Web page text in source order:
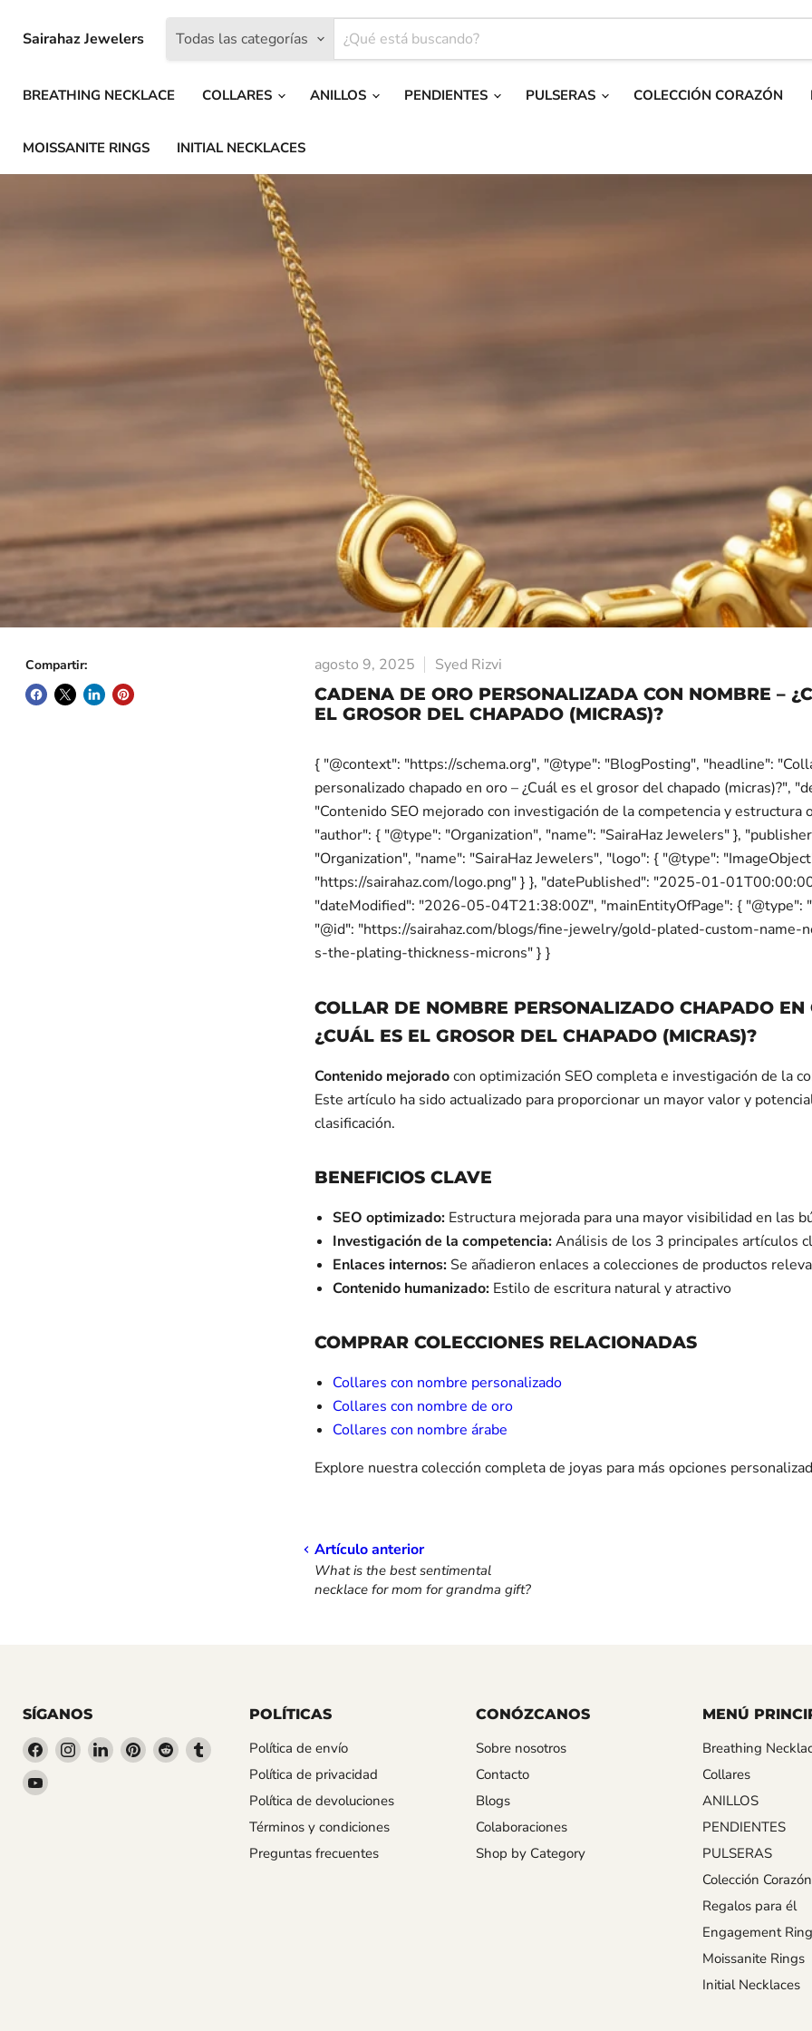
Sairahaz Jewelers Todas las categorías
BREATHING NECKLACE COLLARES ANILLOS PENDIENTES PULSERAS COLECCIÓN CORAZÓN
MOISSANITE RINGS INITIAL NECKLACES
Compartir: agosto 9, 2025 Syed Rizvi
CADENA DE ORO PERSONALIZADA CON NOMBRE –
EL GROSOR DEL CHAPADO (MICRAS)?
{ "@context": "https://schema.org", "@type": "BlogPosting", "headline":
personalizado chapado en oro – ¿Cuál es el grosor del chapado (micras)?",
"Contenido SEO mejorado con investigación de la competencia y estructura
"author": { "@type": "Organization", "name": "SairaHaz Jewelers" },
"Organization", "name": "SairaHaz Jewelers", "logo": { "@type":
"https://sairahaz.com/logo.png" } }, "datePublished": "2025-01-
"dateModified": "2026-05-04T21:38:00Z", "mainEntityOfPage": { "@type":
"@id": "https://sairahaz.com/blogs/fine-jewelry/gold-plated-custom-name-
s-the-plating-thickness-microns" } }
COLLAR DE NOMBRE PERSONALIZADO CHAPADO EN
¿CUÁL ES EL GROSOR DEL CHAPADO (MICRAS)?
Contenido mejoradocon optimización SEO completa e investigación de la
Este artículo ha sido actualizado para proporcionar un mayor valor y
clasificación.
BENEFICIOS CLAVE
SEO optimizado: Estructura mejorada para una mayor visibilidad en las
Investigación de la competencia:Análisis de los 3 principales artículos
Enlaces internos: Se añadieron enlaces a colecciones de productos
Contenido humanizado: Estilo de escritura natural y atractivo
COMPRAR COLECCIONES RELACIONADAS
Collares con nombre personalizado
Collares con nombre de oro
Collares con nombre árabe
Explore nuestra colección completa de joyas para más opciones
Artículo anterior
What is the best sentimental
necklace for mom for grandma gift?
SÍGANOS
Encuéntrenos
Facebook
Encuéntrenos
Encuéntrenos
Encuéntrenos
Encuéntrenos
Encuéntrenos
Tumblr
Encuéntrenos
POLÍTICAS
Política de envío
Política de privacidad
Política de devoluciones
Términos y condiciones
Preguntas frecuentes
CONÓZCANOS
Sobre nosotros
Contacto
Blogs
Colaboraciones
Shop by Category
MENÚ
Breathing
Collares
ANILLOS
PENDIENTES
PULSERAS
Colección Corazón
Regalos para él
Engagement
Moissanite Rings
Initial Necklaces